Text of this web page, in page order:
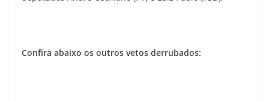
Confira abaixo os outros vetos derrubados: